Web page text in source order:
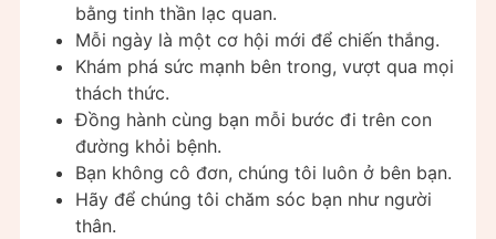
bằng tinh thần lạc quan.
Mỗi ngày là một cơ hội mới để chiến thắng.
Khám phá sức mạnh bên trong, vượt qua mọi
thách thức.
Đồng hành cùng bạn mỗi bước đi trên con
đường khỏi bệnh.
Bạn không cô đơn, chúng tôi luôn ở bên bạn.
Hãy để chúng tôi chăm sóc bạn như người
thân.